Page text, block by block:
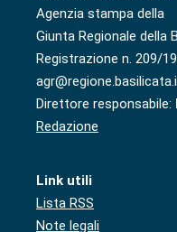
Agenzia stampa della
Giunta Regionale della
Registrazione n. 209/
Direttore responsabile:
Redazione
Link utili
Lista RSS
Note legali